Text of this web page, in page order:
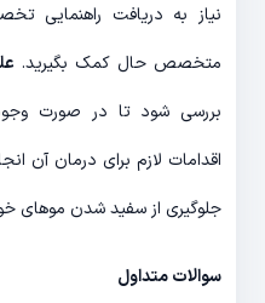
نیاز به دریافت راهنمایی
متخصص حال کمک بگیرید.
بررسی شود تا در صورت
اقدامات لازم برای درمان آن
جلوگیری از سفید شدن موهای
سوالات متداول